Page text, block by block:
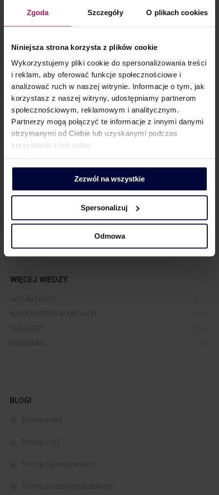
Zgoda Szczegóły O plikach cookies
Niniejsza strona korzysta z plików cookie
Wykorzystujemy pliki cookie do spersonalizowania treści
i reklam, aby oferować funkcje społecznościowe i
analizować ruch w naszej witrynie. Informacje o tym, jak
korzystasz z naszej witryny, udostępniamy partnerom
społecznościowym, reklamowym i analitycznym.
Partnerzy mogą połączyć te informacje z innymi danymi
otrzymanymi od Ciebie lub uzyskanymi podczas
korzystania z ich usług.
Zezwól na wszystkie
Spersonalizuj
Odmowa
Partner | Rozwój biznesu, marketing i komunikacja
KONTAKT DLA MEDIÓW
Lider Obszaru Komunikacji
+48 500 127 570
WIĘCEJ WIEDZY
AKTUALNOŚCI
NASI EKSPERCI W MEDIACH
TAX ALERT
WEBINARIA
BLOGI
Trochę o VAT
Trochę o CIT
Trochę o powiązaniach​
Trochę o zielonych podatkach